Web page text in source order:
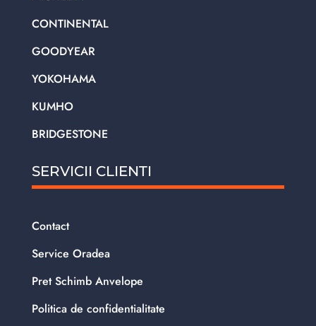
CONTINENTAL
GOODYEAR
YOKOHAMA
KUMHO
BRIDGESTONE
SERVICII CLIENTI
Contact
Service Oradea
Pret Schimb Anvelope
Politica de confidentialitate